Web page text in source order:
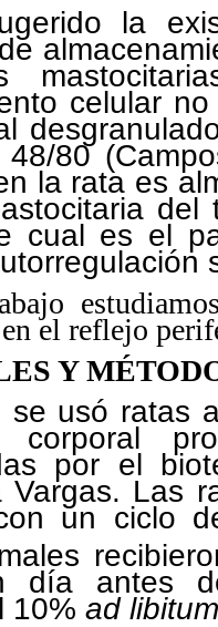
la
celular
48/80
la rata es
cual es el
el reflejo
Y
se usó ratas
corporal
por el
Vargas. Las
un ciclo
día antes
10% ad libitum